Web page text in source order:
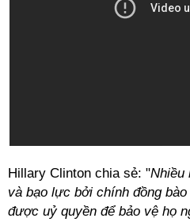
Hillary Clinton chia sẻ: "Nhiều
và bạo lực bởi chính đồng
được uỷ quyền để bảo vệ họ